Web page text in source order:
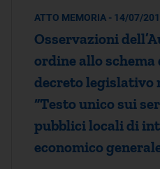
ATTO MEMORIA - 14/07/
Osservazioni
ordine allo schema
decreto legislativo
“Testo unico sui
pubblici locali di
economico